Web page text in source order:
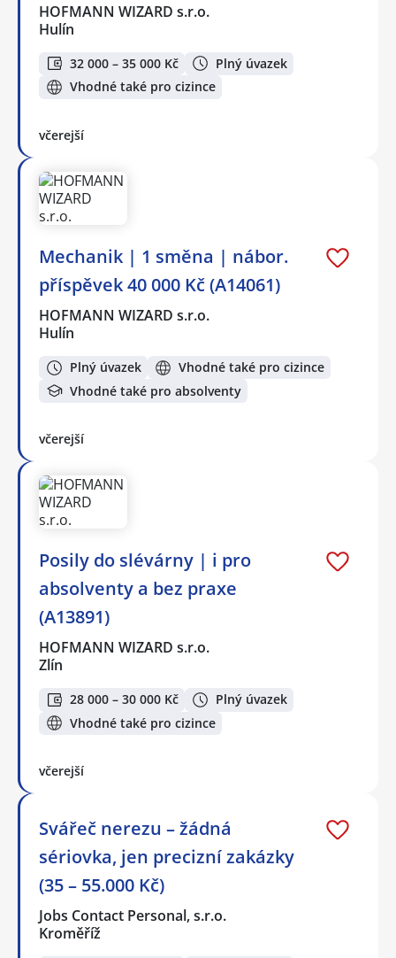
HOFMANN WIZARD s.r.o.
Hulín
32 000 – 35 000 Kč
Plný úvazek
Vhodné také pro cizince
včerejší
Mechanik️ | 1 směna | nábor.
příspěvek 40 000 Kč (A14061)
HOFMANN WIZARD s.r.o.
Hulín
Plný úvazek
Vhodné také pro cizince
Vhodné také pro absolventy
včerejší
Posily do slévárny | i pro
absolventy a bez praxe
(A13891)
HOFMANN WIZARD s.r.o.
Zlín
28 000 – 30 000 Kč
Plný úvazek
Vhodné také pro cizince
včerejší
Svářeč nerezu – žádná
sériovka, jen precizní zakázky
(35 – 55.000 Kč)
Jobs Contact Personal, s.r.o.
Kroměříž